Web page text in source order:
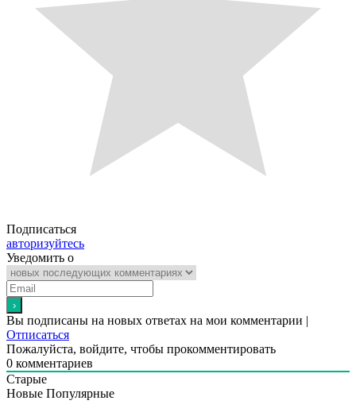
Подписаться
авторизуйтесь
Уведомить о
Вы подписаны на новых ответах на мои комментарии |
Отписаться
Пожалуйста, войдите, чтобы прокомментировать
0 комментариев
Старые
Новые Популярные